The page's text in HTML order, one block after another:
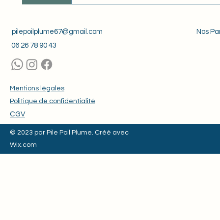
Nous proposons diverses
06 26 78 90 43
pilepoilplume67@gmail.com Nos
Mentions légales
Politique de confidentialité
CGV
© 2023 par Pile Poil Plume. Créé avec
Wix.com